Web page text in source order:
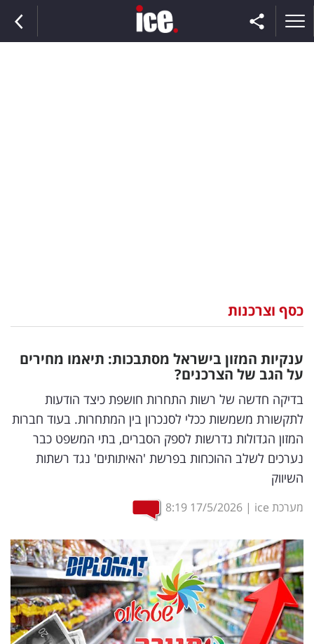
וצרכנות
דיגיטל
וטק
שיווק
ופרסום
משפט
מדדים
ומחקרים
דעות
רכילות
עסקית
כסף וצרכנות
ענקיות המזון בישראל מסתבכות: תיאמו מחירים
על הגב של הצרכנים?
בדיקה חדשה של רשות התחרות חושפת כיצד הודעות
לתקשורת משמשות ככלי לסנכרון בין המתחרות. בעוד חברות
המזון הגדולות נדרשות לספק הסברים, בתי המשפט כבר
נערכים לשלב ההוכחות בפרשת 'האיתותים' נגד רשתות
השיווק
מערכת ice |
17/5/2026
8:19